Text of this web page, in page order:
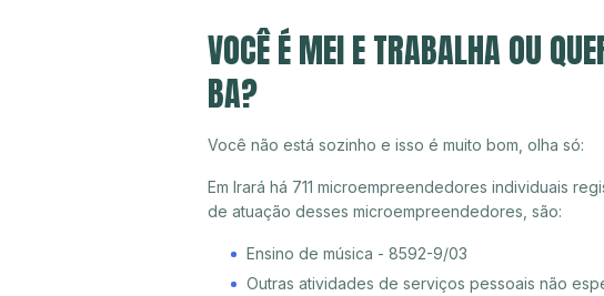
VOCÊ É MEI E TRABALHA OU
BA?
Você não está sozinho e isso é muito bom, olha só:
Em Irará há 711 microempreendedores individuais
de atuação desses microempreendedores, são:
Ensino de música - 8592-9/03
Outras atividades de serviços pessoais não